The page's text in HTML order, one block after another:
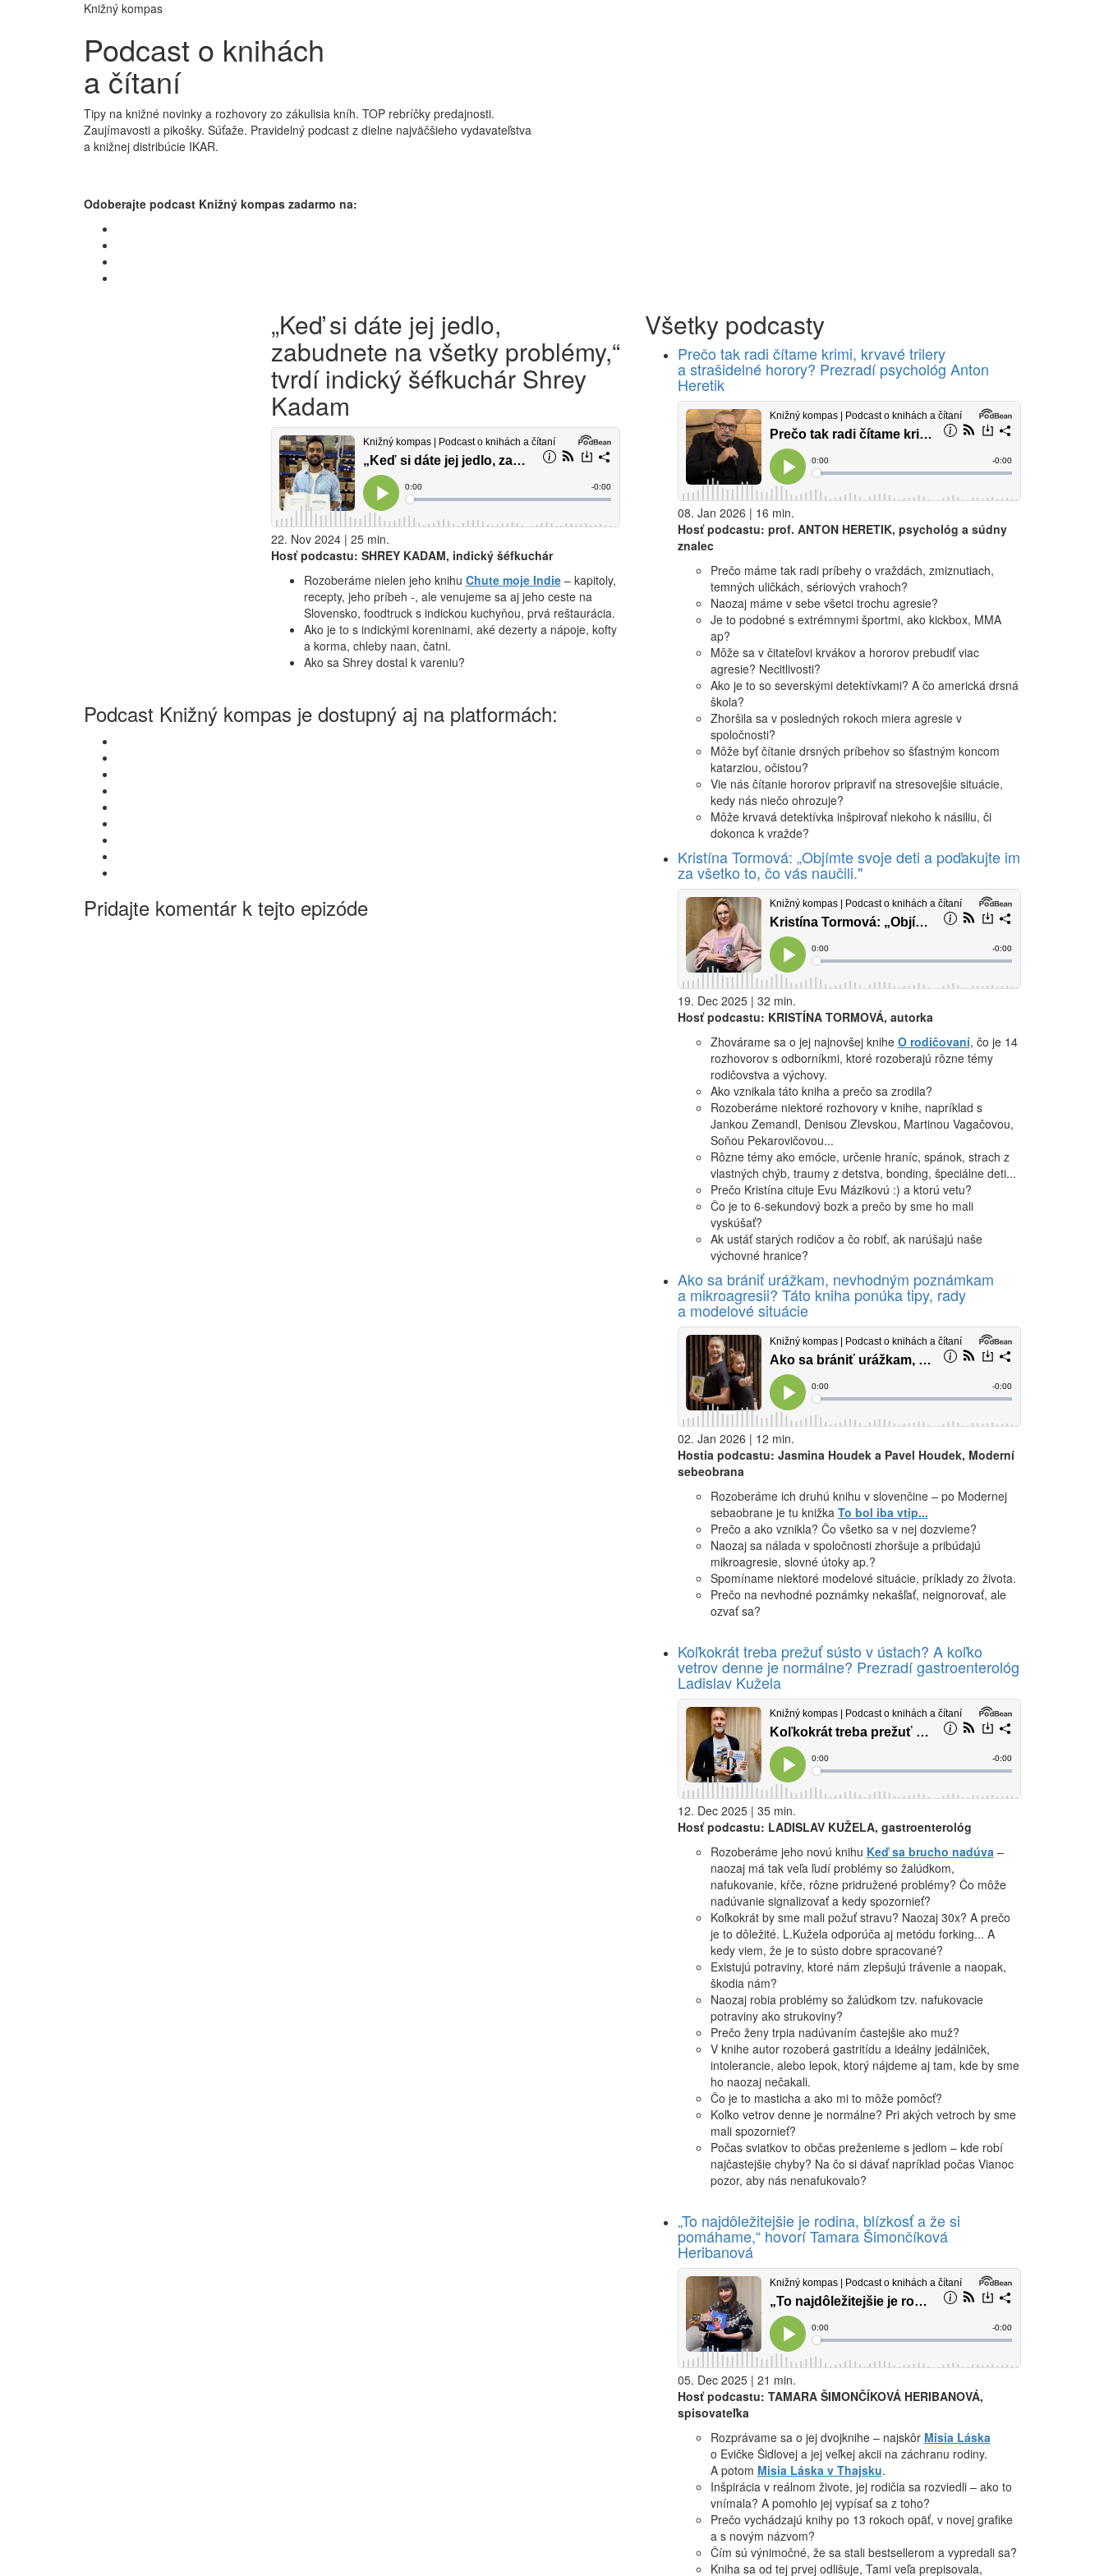
Knižný kompas
Podcast o knihách
a čítaní
Tipy na knižné novinky a rozhovory zo zákulisia kníh. TOP rebríčky predajnosti.
Zaujímavosti a pikošky. Súťaže. Pravidelný podcast z dielne najväčšieho vydavateľstva
a knižnej distribúcie IKAR.
Odoberajte podcast Knižný kompas zadarmo na:
„Keď si dáte jej jedlo,
zabudnete na všetky problémy,“
tvrdí indický šéfkuchár Shrey
Kadam
22. Nov 2024 | 25 min.
Hosť podcastu: SHREY KADAM, indický šéfkuchár
Rozoberáme nielen jeho knihu Chute moje Indie– kapitoly,
recepty, jeho príbeh -, ale venujeme sa aj jeho ceste na
Slovensko, foodtruck s indickou kuchyňou, prvá reštaurácia.
Ako je to s indickými koreninami, aké dezerty a nápoje, kofty
a korma, chleby naan, čatni.
Ako sa Shrey dostal k vareniu?
Podcast Knižný kompas je dostupný aj na platformách:
Pridajte komentár k tejto epizóde
Všetky podcasty
Prečo tak radi čítame krimi, krvavé trilery
a strašidelné horory? Prezradí psychológ Anton
Heretik
08. Jan 2026 | 16 min.
Hosť podcastu: prof. ANTON HERETIK, psychológ a súdny
znalec
Prečo máme tak radi príbehy o vraždách, zmiznutiach,
temných uličkách, sériových vrahoch?
Naozaj máme v sebe všetci trochu agresie?
Je to podobné s extrémnymi športmi, ako kickbox, MMA
ap?
Môže sa v čitateľovi krvákov a hororov prebudiť viac
agresie? Necitlivosti?
Ako je to so severskými detektívkami? A čo americká drsná
škola?
Zhoršila sa v posledných rokoch miera agresie v
spoločnosti?
Môže byť čítanie drsných príbehov so šťastným koncom
katarziou, očistou?
Vie nás čítanie hororov pripraviť na stresovejšie situácie,
kedy nás niečo ohrozuje?
Môže krvavá detektívka inšpirovať niekoho k násiliu, či
dokonca k vražde?
Kristína Tormová: „Objímte svoje deti a poďakujte im
za všetko to, čo vás naučili."
19. Dec 2025 | 32 min.
Hosť podcastu: KRISTÍNA TORMOVÁ, autorka
Zhovárame sa o jej najnovšej knihe O rodičovaní, čo je 14
rozhovorov s odborníkmi, ktoré rozoberajú rôzne témy
rodičovstva a výchovy.
Ako vznikala táto kniha a prečo sa zrodila?
Rozoberáme niektoré rozhovory v knihe, napríklad s
Jankou Zemandl, Denisou Zlevskou, Martinou Vagačovou,
Soňou Pekarovičovou...
Rôzne témy ako emócie, určenie hraníc, spánok, strach z
vlastných chýb, traumy z detstva, bonding, špeciálne deti...
Prečo Kristína cituje Evu Mázikovú :) a ktorú vetu?
Čo je to 6-sekundový bozk a prečo by sme ho mali
vyskúšať?
Ak ustáť starých rodičov a čo robiť, ak narúšajú naše
výchovné hranice?
Ako sa brániť urážkam, nevhodným poznámkam
a mikroagresii? Táto kniha ponúka tipy, rady
a modelové situácie
02. Jan 2026 | 12 min.
Hostia podcastu: Jasmina Houdek a Pavel Houdek, Moderní
sebeobrana
Rozoberáme ich druhú knihu v slovenčine – po Modernej
sebaobrane je tu knižka To bol iba vtip...
Prečo a ako vznikla? Čo všetko sa v nej dozvieme?
Naozaj sa nálada v spoločnosti zhoršuje a pribúdajú
mikroagresie, slovné útoky ap.?
Spomíname niektoré modelové situácie, príklady zo života.
Prečo na nevhodné poznámky nekašľať, neignorovať, ale
ozvať sa?
Koľkokrát treba prežuť sústo v ústach? A koľko
vetrov denne je normálne? Prezradí gastroenterológ
Ladislav Kužela
12. Dec 2025 | 35 min.
Hosť podcastu: LADISLAV KUŽELA, gastroenterológ
Rozoberáme jeho novú knihu Keď sa brucho nadúva–
naozaj má tak veľa ľudí problémy so žalúdkom,
nafukovanie, kŕče, rôzne pridružené problémy? Čo môže
nadúvanie signalizovať a kedy spozornieť?
Koľkokrát by sme mali požuť stravu? Naozaj 30x? A prečo
je to dôležité. L.Kužela odporúča aj metódu forking... A
kedy viem, že je to sústo dobre spracované?
Existujú potraviny, ktoré nám zlepšujú trávenie a naopak,
škodia nám?
Naozaj robia problémy so žalúdkom tzv. nafukovacie
potraviny ako strukoviny?
Prečo ženy trpia nadúvaním častejšie ako muž?
V knihe autor rozoberá gastritídu a ideálny jedálniček,
intolerancie, alebo lepok, ktorý nájdeme aj tam, kde by sme
ho naozaj nečakali.
Čo je to masticha a ako mi to môže pomôcť?
Koľko vetrov denne je normálne? Pri akých vetroch by sme
mali spozornieť?
Počas sviatkov to občas preženieme s jedlom – kde robí
najčastejšie chyby? Na čo si dávať napríklad počas Vianoc
pozor, aby nás nenafukovalo?
„To najdôležitejšie je rodina, blízkosť a že si
pomáhame,“ hovorí Tamara Šimončíková
Heribanová
05. Dec 2025 | 21 min.
Hosť podcastu: TAMARA ŠIMONČÍKOVÁ HERIBANOVÁ,
spisovateľka
Rozprávame sa o jej dvojknihe – najskôr Misia Láska
o Evičke Šidlovej a jej veľkej akcii na záchranu rodiny.
A potom Misia Láska v Thajsku.
Inšpirácia v reálnom živote, jej rodičia sa rozviedli – ako to
vnímala? A pomohlo jej vypísať sa z toho?
Prečo vychádzajú knihy po 13 rokoch opäť, v novej grafike
a s novým názvom?
Čím sú výnimočné, že sa stali bestsellerom a vypredali sa?
Kniha sa od tej prvej odlišuje, Tami veľa prepisovala,